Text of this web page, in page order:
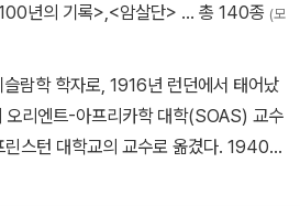
년의 기록>,<암살단> … 총 140종 (모
람학 학자로, 1916년 런던에서 태어났
리엔트-아프리카학 대학(SOAS) 교수
스턴 대학교의 교수로 옮겼다. 1940년